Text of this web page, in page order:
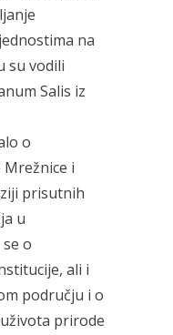
na
su vodili
Salis iz
o
i
prisutnih
u
o
ali i
području i o
prirode